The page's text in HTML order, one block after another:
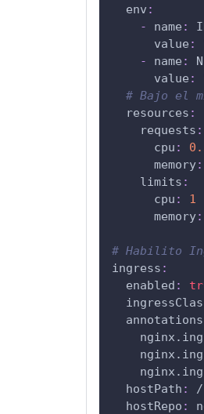
env :
-
name :
value :
-
name :
value :
# Bajo el
resources :
requests :
cpu :
memory:
limits :
cpu :
1
memory:
# Habilito
ingress :
enabled :
annotations
hostPath :
/
hostRepo :